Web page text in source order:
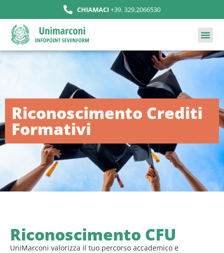
CHIAMACI+39. 329.2066530
Riconoscimento Crediti
Formativi
Riconoscimento CFU
UniMarconi valorizza il tuo percorso accademico e